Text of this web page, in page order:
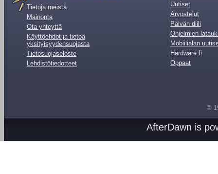
Tietoja meistä
Mainonta
Ota yhteyttä
Käyttöehdot ja tietoa
yksityisyydensuojasta
Tietosuojaseloste
Lehdistötiedotteet
Uutiset
Arvostelut
Päivän diili
Ohjelmien
Mobiilialan
Hardware.fi
Oppaat
©
AfterDawn is